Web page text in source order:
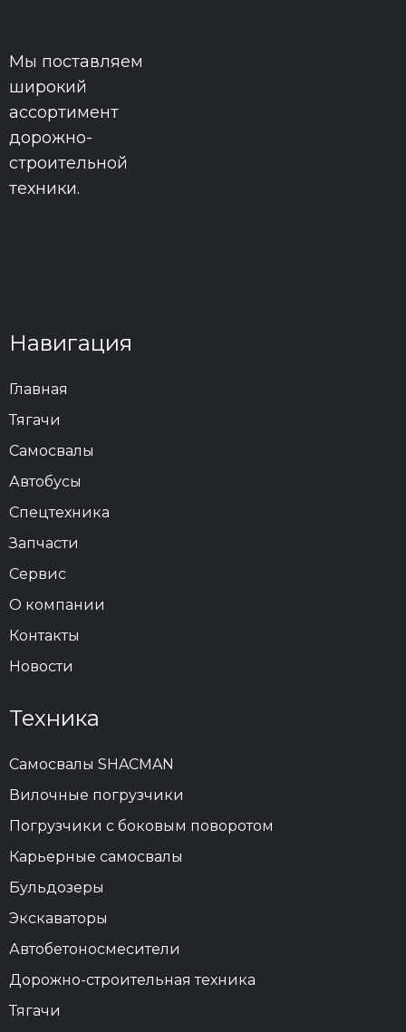
Мы поставляем
широкий
ассортимент
дорожно-
строительной
техники.
Навигация
Главная
Тягачи
Самосвалы
Автобусы
Спецтехника
Запчасти
Сервис
О компании
Контакты
Новости
Техника
Самосвалы SHACMAN
Вилочные погрузчики
Погрузчики с боковым поворотом
Карьерные самосвалы
Бульдозеры
Экскаваторы
Автобетоносмесители
Дорожно-строительная техника
Тягачи